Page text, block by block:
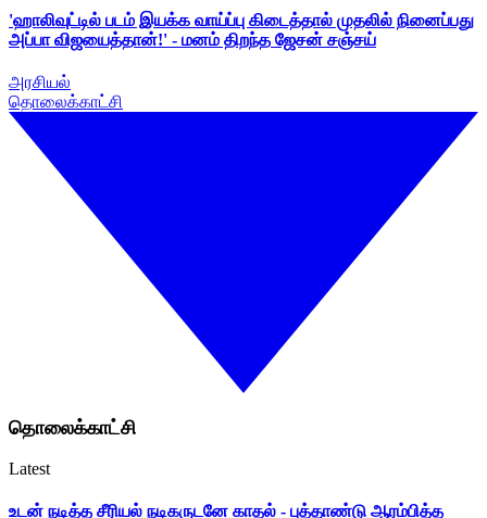
'ஹாலிவுட்டில் படம் இயக்க வாய்ப்பு கிடைத்தால் முதலில் நினைப்பது
அப்பா விஜயைத்தான்!' - மனம் திறந்த ஜேசன் சஞ்சய்
அரசியல்
தொலைக்காட்சி
தொலைக்காட்சி
Latest
உடன் நடித்த சீரியல் நடிகருடனே காதல் - புத்தாண்டு ஆரம்பித்த